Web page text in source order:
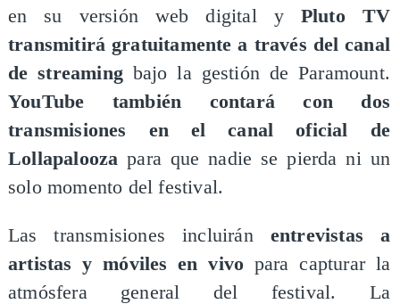
en su versión web digital y Pluto TV
transmitirá gratuitamente a través del canal
de streamingbajo la gestión de Paramount.
YouTube también contará con dos
transmisiones en el canal oficial de
Lollapalooza para que nadie se pierda ni un
solo momento del festival.
Las transmisiones incluirán entrevistas a
artistas y móviles en vivo para capturar la
atmósfera general del festival. La